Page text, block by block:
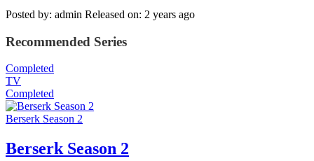
Posted by: admin Released on: 2 years ago
Recommended Series
Completed
TV
Completed
Berserk Season 2
Berserk Season 2